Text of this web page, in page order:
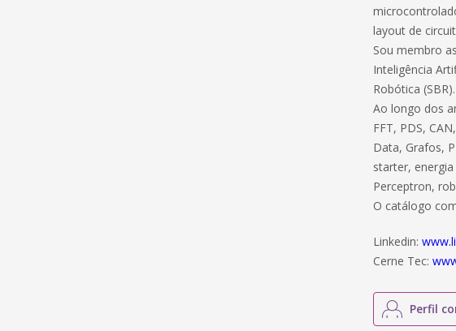
layout de
Sou membro
Inteligência
Robótica (SBR).
Ao longo dos
FFT, PDS,
Data, Grafos,
starter, energia
Perceptron,
O catálogo
Linkedin:
Cerne Tec:
Perfil